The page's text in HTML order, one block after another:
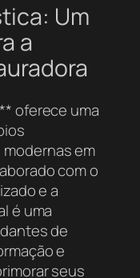
Um
a
oferece uma
em
com o
e a
é uma
de
e
seus